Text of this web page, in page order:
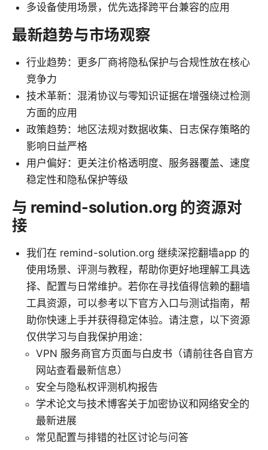
多设备使用场景，优先选择跨平台兼容的应用
最新趋势与市场观察
行业趋势：更多厂商将隐私保护与合规性放在核心
竞争力
技术革新：混淆协议与零知识证据在增强绕过检测
方面的应用
政策趋势：地区法规对数据收集、日志保存策略的
影响日益严格
用户偏好：更关注价格透明度、服务器覆盖、速度
稳定性和隐私保护等级
与 remind-solution.org 的资源对
接
我们在 remind-solution.org 继续深挖翻墙app 的
使用场景、评测与教程，帮助你更好地理解工具选
择、配置与日常维护。若你在寻找值得信赖的翻墙
工具资源，可以参考以下官方入口与测试指南，帮
助你快速上手并获得稳定体验。请注意，以下资源
仅供学习与自我保护用途：
VPN 服务商官方页面与白皮书（请前往各自官方
网站查看最新信息）
安全与隐私权评测机构报告
学术论文与技术博客关于加密协议和网络安全的
最新进展
常见配置与排错的社区讨论与问答